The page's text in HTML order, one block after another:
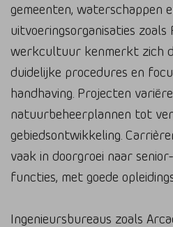
gemeenten, waterschappen
uitvoeringsorganisaties
werkcultuur kenmerkt zich
duidelijke procedures en
handhaving. Projecten
natuurbeheerplannen tot
gebiedsontwikkeling.
vaak in doorgroei naar
functies, met goede
Ingenieursbureaus zoals